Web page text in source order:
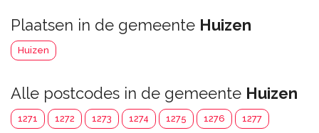
Plaatsen in de gemeente Huizen
Huizen
Alle postcodes in de gemeente Huizen
1271 1272 1273 1274 1275 1276 1277